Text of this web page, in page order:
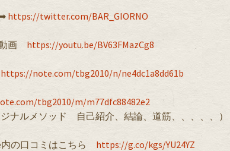
https://twitter.com/BAR_GIORNO
画 https://youtu.be/BV63FMazCg8
https://note.com/tbg2010/n/ne4dc1a8dd61b
tbg2010/m/m77dfc88482e2
ナルメソッド 自己紹介、結論、道筋、、、、、）
内の口コミはこちら https://g.co/kgs/YU24YZ